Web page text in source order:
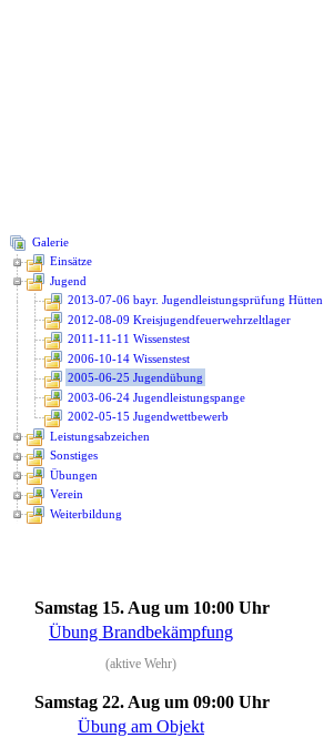
Galerie
Einsätze
Jugend
2013-07-06 bayr. Jugendleistungsprüfung Hütten
2012-08-09 Kreisjugendfeuerwehrzeltlager
2011-11-11 Wissenstest
2006-10-14 Wissenstest
2005-06-25 Jugendübung
2003-06-24 Jugendleistungspange
2002-05-15 Jugendwettbewerb
Leistungsabzeichen
Sonstiges
Übungen
Verein
Weiterbildung
Samstag 15. Aug um 10:00 Uhr
Übung Brandbekämpfung
(aktive Wehr)
Samstag 22. Aug um 09:00 Uhr
Übung am Objekt